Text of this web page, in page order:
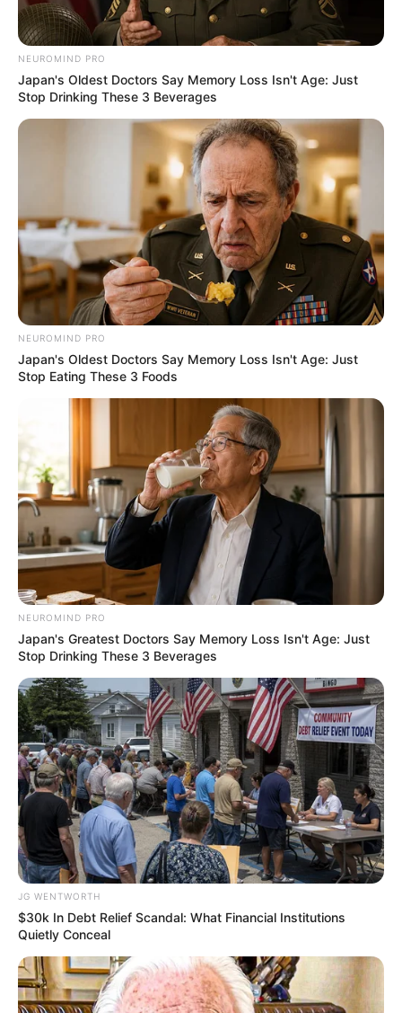
คนโสด:ดูไปเรื่อยๆ มีหลายคนให้เลือก แต่ระวังเจอ
คนมีเจ้าของ
คนมีคู่: มีความสุขกันดี แฟนเปย์ ได้ทรัพย์สินเงิน
ทอง มีเกณฑ์หมั่นหมาย แต่ให้ระวังให้ห่วงเรื่องทาง
สุขภาพ:แข็งแรงดี ส่วนใหญ่จะเป็นเรื่องความคิด
ความหงุดหงิด รอคอยบางสิ่ง
ภาพรวม : มีความสุขกายสบายใจ มีเกณฑ์ได้เดินทางทำ
อะไรหลายๆอย่าง เงินค่อยๆมีเข้ามาเรื่อยๆบางอารมณ์มี
ความครุ่นคิด
คนเกิดวันเสาร์
การงาน : ทำอะไรมากไม่ได้ ทำใจ มีความเบื่อหน่าย
หมดไฟ เอาน่ามันจะมีอะไรดีๆอยู่ อย่างน้อยทำอะไรก็
ผ่านไปได้
การเงิน : ยังคงมีภาระที่ต้องรับผิดชอบอยู่ คนใน
ครอบครัวคอยช่วยเหลือ Support ทำอะไรก็ยังมีคน
ใกล้ชิดคอยช่วยเหลือ
ความรัก
คนโสด: มีความสุขกับตัวเองกับคนในครอบครัวไป
ก่อน ถ้าถึงเวลาเดี๋ยวเจอเอง แต่เหมือนจะเจอแล้ว
นะ
คนมีคู่: ความรัก ความมั่นคงชัดเจน มีแพลนวางเป้า
หมายร่วมกัน ดูแลซึ่งกันและกันดี
สุขภาพ: ปวดแขน ปวดขา ปวดเอว ระวังโรคประจำ
ตัวกำเริบ ระวังอารมณ์หงุดหงิด กังวลไปก่อน
ภาพรวม: คุณจะได้เริ่มต้นอะไรใหม่ๆ จากเดิมที่เบื่อ
หน่ายไม่อยากทำอะไร การงานทุกอย่างจะเริ่มกลับมาดี
ขึ้น
คำทำนายโดย อ.เมญ่า
NEUROMIND PRO
Japan's Oldest Doctors Say Memory Loss Isn't Age: Just
Stop Drinking These 3 Beverages
NEUROMIND PRO
Japan's Oldest Doctors Say Memory Loss Isn't Age: Just
Stop Eating These 3 Foods
NEUROMIND PRO
Japan's Greatest Doctors Say Memory Loss Isn't Age: Just
Stop Drinking These 3 Beverages
JG WENTWORTH
$30k In Debt Relief Scandal: What Financial Institutions
Quietly Conceal